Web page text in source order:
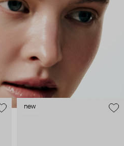
между собой).
открыто выражает себя, но
по-взрослому.
new